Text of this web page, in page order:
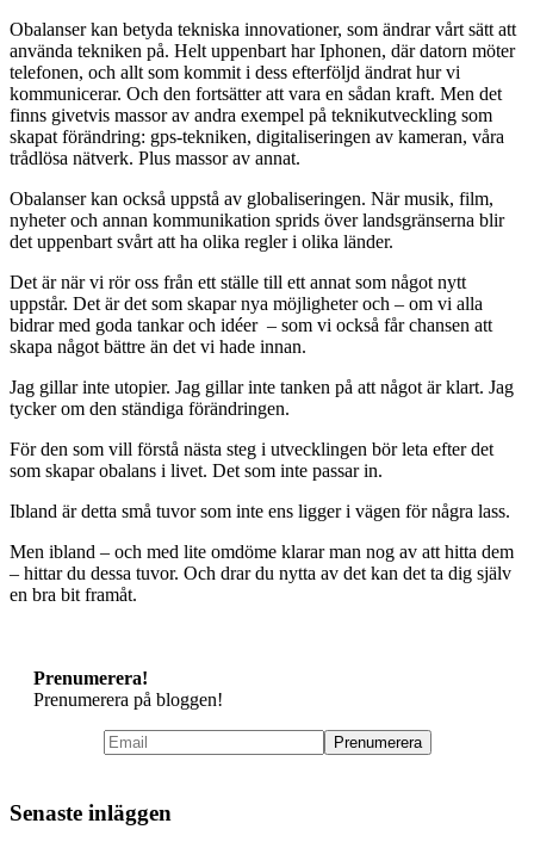
Obalanser kan betyda tekniska innovationer, som ändrar vårt sätt att
använda tekniken på. Helt uppenbart har Iphonen, där datorn möter
telefonen, och allt som kommit i dess efterföljd ändrat hur vi
kommunicerar. Och den fortsätter att vara en sådan kraft. Men det
finns givetvis massor av andra exempel på teknikutveckling som
skapat förändring: gps-tekniken, digitaliseringen av kameran, våra
trådlösa nätverk. Plus massor av annat.
Obalanser kan också uppstå av globaliseringen. När musik, film,
nyheter och annan kommunikation sprids över landsgränserna blir
det uppenbart svårt att ha olika regler i olika länder.
Det är när vi rör oss från ett ställe till ett annat som något nytt
uppstår. Det är det som skapar nya möjligheter och – om vi alla
bidrar med goda tankar och idéer – som vi också får chansen att
skapa något bättre än det vi hade innan.
Jag gillar inte utopier. Jag gillar inte tanken på att något är klart. Jag
tycker om den ständiga förändringen.
För den som vill förstå nästa steg i utvecklingen bör leta efter det
som skapar obalans i livet. Det som inte passar in.
Ibland är detta små tuvor som inte ens ligger i vägen för några lass.
Men ibland – och med lite omdöme klarar man nog av att hitta dem
– hittar du dessa tuvor. Och drar du nytta av det kan det ta dig själv
en bra bit framåt.
Prenumerera!
Prenumerera på bloggen!
Senaste inläggen